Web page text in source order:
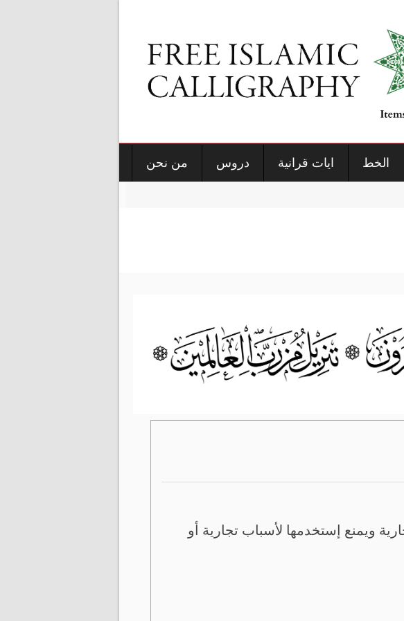
الخط ايات قرانية دروس من نحن
ويمنع إستخدمها لأسباب تجارية أو